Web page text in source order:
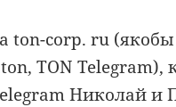
ton-corp. ru
TON Telegram),
Николай и